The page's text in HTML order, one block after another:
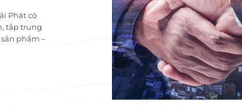
Phát có
tập trung
phẩm –